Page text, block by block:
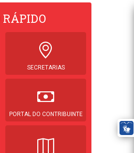
RÁPIDO
SECRETARIAS
PORTAL DO CONTRIBUINTE